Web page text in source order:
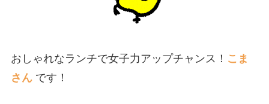
おしゃれなランチで女子力アップチャンス！ こま
さんです！